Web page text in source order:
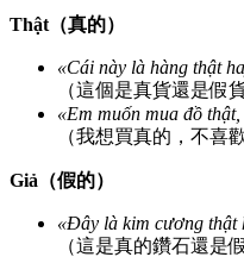
Thật（真的）
«Cái này là hàng thật
（這個是真貨還是
«Em muốn mua đồ
（我想買真的，不喜
Giả（假的）
«Đây là kim cương thật
（這是真的鑽石還是